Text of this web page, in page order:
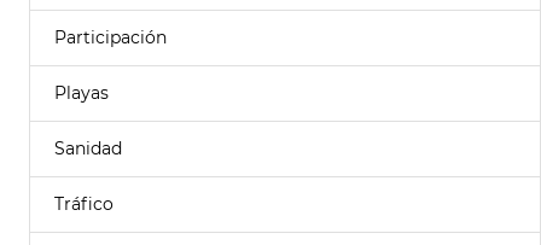
Participación
Playas
Sanidad
Tráfico